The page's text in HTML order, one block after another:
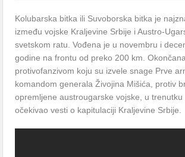
Kolubarska bitka ili Suvoborska bitka je
između vojske Kraljevine Srbije i Austro-
svetskom ratu. Vođena je u novembru i
godine na frontu od preko 200 km.
protivofanzivom koju su izvele snage Prve
komandom generala Živojina Mišića, protiv
opremljene austrougarske vojske, u
očekivao vesti o kapitulaciji Kraljevine Srbije.